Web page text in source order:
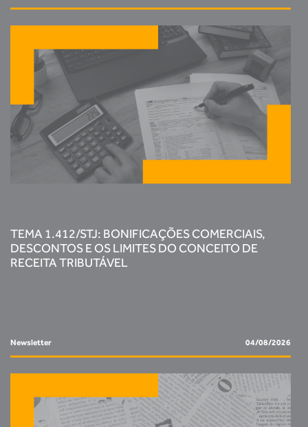
TEMA 1.412/STJ: BONIFICAÇÕES COMERCIAIS,
DESCONTOS E OS LIMITES DO CONCEITO DE
RECEITA TRIBUTÁVEL
Newsletter 04/08/2026